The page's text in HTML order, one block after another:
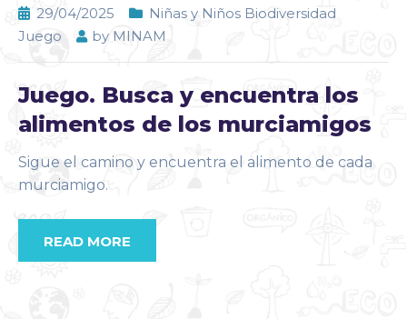
29/04/2025
Niñas y Niños Biodiversidad
Juego
by MINAM
Juego. Busca y encuentra los
alimentos de los murciamigos
Sigue el camino y encuentra el alimento de cada
murciamigo.
READ MORE